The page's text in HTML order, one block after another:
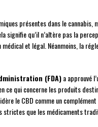
présentes dans le
signifie qu’il n’altère pas la
et légal. Néanmoins, la
(FDA)a approuvé
ce qui concerne les produits
le CBD comme un
strictes que les médicaments